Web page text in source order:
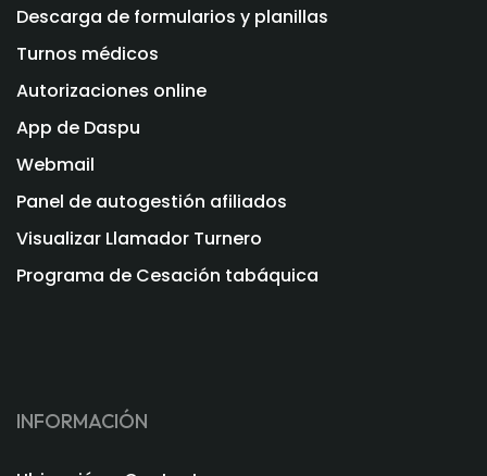
Descarga de formularios y planillas
Turnos médicos
Autorizaciones online
App de Daspu
Webmail
Panel de autogestión afiliados
Visualizar Llamador Turnero
Programa de Cesación tabáquica
INFORMACIÓN